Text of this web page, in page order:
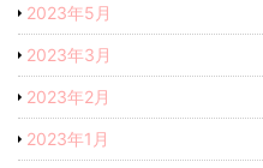
2023年5月
2023年3月
2023年2月
2023年1月